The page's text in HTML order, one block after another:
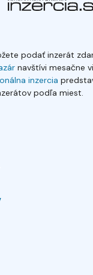
podať inzerát
navštívi mesačne
inzercia
podľa miest.